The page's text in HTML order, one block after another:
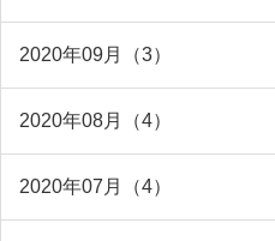
2020年09月（3）
2020年08月（4）
2020年07月（4）